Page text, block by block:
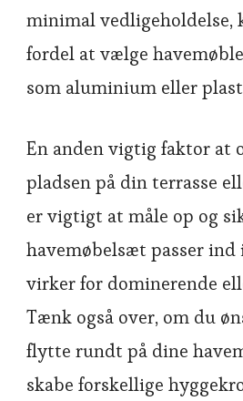
minimal vedligeholdelse,
fordel at vælge
som aluminium eller
En anden vigtig faktor at
pladsen på din terrasse
er vigtigt at måle op og
havemøbelsæt passer
virker for dominerende
Tænk også over, om du
flytte rundt på dine
skabe forskellige